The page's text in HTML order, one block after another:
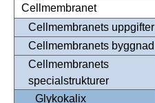
Cellmembranet
Cellmembranets uppgifter
Cellmembranets byggnad
Cellmembranets
specialstrukturer
Glykokalix